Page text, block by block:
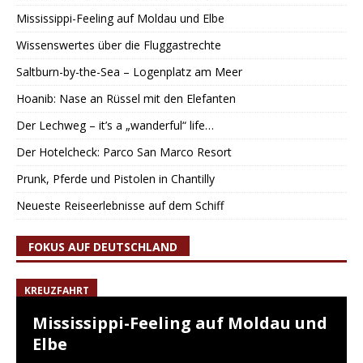
Mississippi-Feeling auf Moldau und Elbe
Wissenswertes über die Fluggastrechte
Saltburn-by-the-Sea – Logenplatz am Meer
Hoanib: Nase an Rüssel mit den Elefanten
Der Lechweg – it’s a „wanderful“ life…
Der Hotelcheck: Parco San Marco Resort
Prunk, Pferde und Pistolen in Chantilly
Neueste Reiseerlebnisse auf dem Schiff
FOKUS AUF DEUTSCHLAND
KREUZFAHRT
Mississippi-Feeling auf Moldau und
Elbe